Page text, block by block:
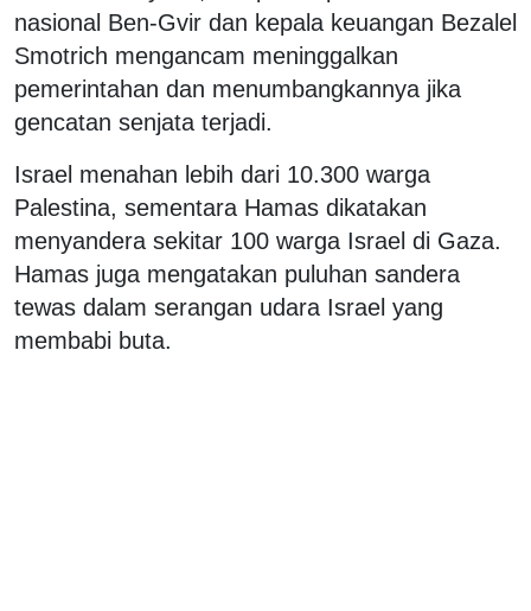
nasional Ben-Gvir dan kepala keuangan Bezalel
Smotrich mengancam meninggalkan
pemerintahan dan menumbangkannya jika
gencatan senjata terjadi.
Israel menahan lebih dari 10.300 warga
Palestina, sementara Hamas dikatakan
menyandera sekitar 100 warga Israel di Gaza.
Hamas juga mengatakan puluhan sandera
tewas dalam serangan udara Israel yang
membabi buta.